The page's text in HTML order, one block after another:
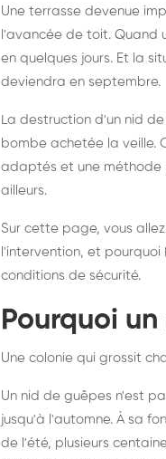
Destruction de
frelons
intervention
France
Une terrasse devenue
l'avancée de toit. Quand
en quelques jours. Et la
deviendra en septembre.
La destruction d'un nid
bombe achetée la veille.
adaptés et une méthode
ailleurs.
Sur cette page, vous
l'intervention, et
conditions de sécurité.
Pourquoi
Une colonie qui grossit
Un nid de guêpes n'est
jusqu'à l'automne. À sa
de l'été, plusieurs